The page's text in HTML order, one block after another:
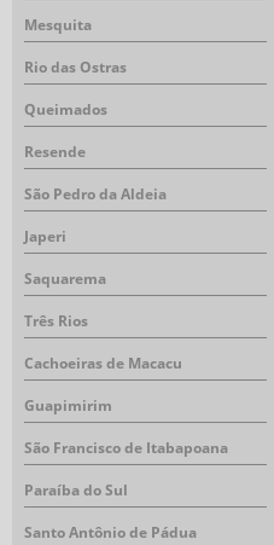
Mesquita
Rio das Ostras
Queimados
Resende
São Pedro da Aldeia
Japeri
Saquarema
Três Rios
Cachoeiras de Macacu
Guapimirim
São Francisco de Itabapoana
Paraíba do Sul
Santo Antônio de Pádua